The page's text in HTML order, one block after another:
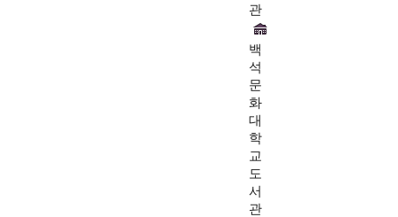
관
백
석
문
화
대
학
교
도
서
관